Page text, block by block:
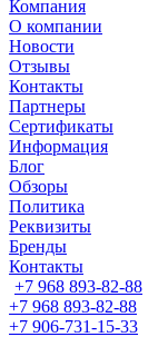
Компания
О компании
Новости
Отзывы
Контакты
Партнеры
Сертификаты
Информация
Блог
Обзоры
Политика
Реквизиты
Бренды
Контакты
+7 968 893-82-88
+7 968 893-82-88
+7 906-731-15-33